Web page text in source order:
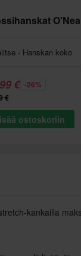
- Hanskan koko
€ -26%
€
ostoskoriin
kankailla